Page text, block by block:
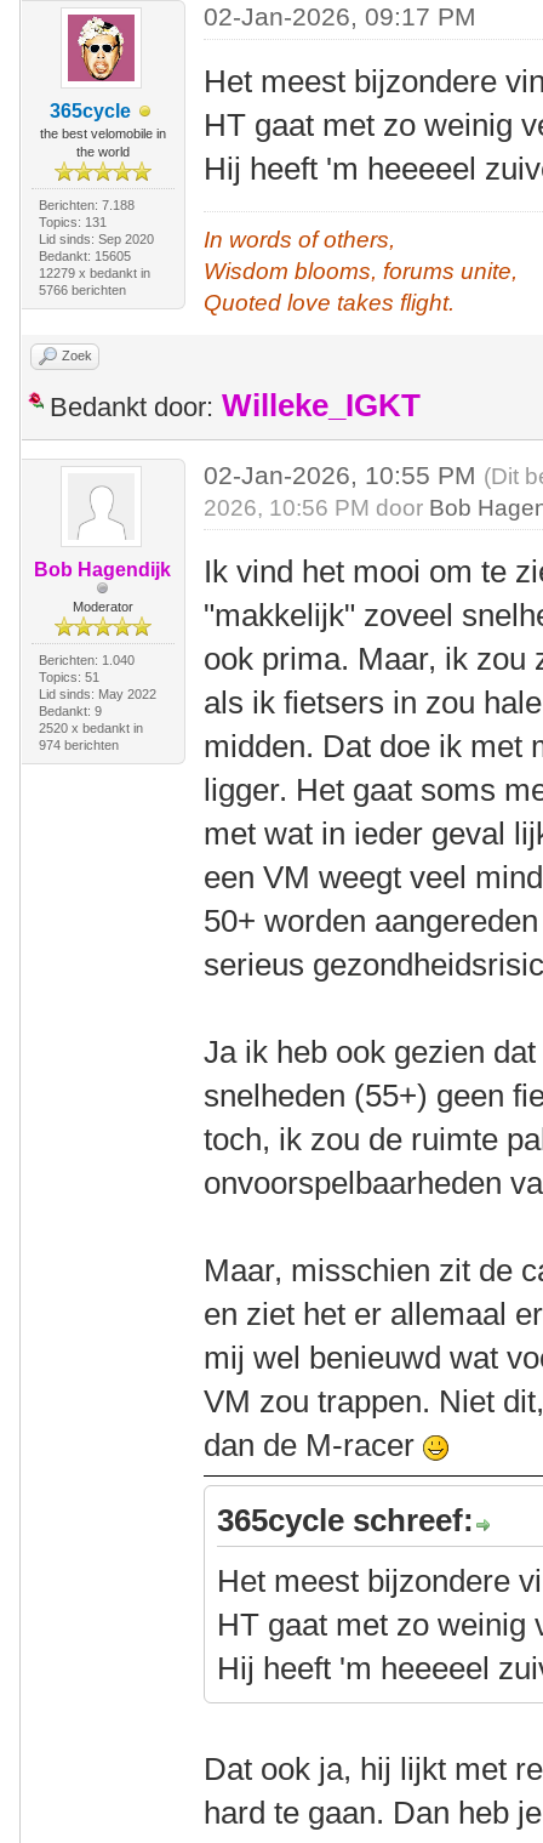
365cycle
the best velomobile in
the world
Berichten: 7.188
Topics: 131
Lid sinds: Sep 2020
Bedankt: 15605
12279 x bedankt in
5766 berichten
02-Jan-2026, 09:17 PM
Het meest bijzondere
HT gaat met zo weinig
Hij heeft 'm heeeeel
In words of others,
Wisdom blooms, forums unite,
Quoted love takes flight.
Zoek
Bedankt door: Willeke_IGKT
Bob Hagendijk
Moderator
Berichten: 1.040
Topics: 51
Lid sinds: May 2022
Bedankt: 9
2520 x bedankt in
974 berichten
02-Jan-2026, 10:55 PM (Dit
2026, 10:56 PM door Bob
Ik vind het mooi om te
"makkelijk" zoveel
ook prima. Maar, ik zou
als ik fietsers in zou
midden. Dat doe ik met
ligger. Het gaat soms
met wat in ieder geval
een VM weegt veel
50+ worden
serieus
Ja ik heb ook gezien
snelheden (55+) geen
toch, ik zou de ruimte
onvoorspelbaarheden
Maar, misschien zit de
en ziet het er allemaal
mij wel benieuwd wat
VM zou trappen. Niet
dan de M-racer
365cycle schreef:
Het meest bijzondere
HT gaat met zo weinig
Hij heeft 'm heeeeel
Dat ook ja, hij lijkt met
hard te gaan. Dan heb